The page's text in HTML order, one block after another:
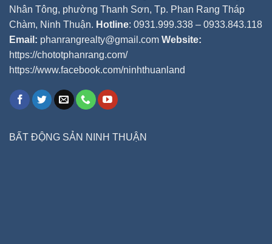
Nhân Tông, phường Thanh Sơn, Tp. Phan Rang Tháp
Chàm, Ninh Thuận. Hotline: 0931.999.338 – 0933.843.118
Email: phanrangrealty@gmail.com Website:
https://chototphanrang.com/
https://www.facebook.com/ninhthuanland
BẤT ĐỘNG SẢN NINH THUẬN